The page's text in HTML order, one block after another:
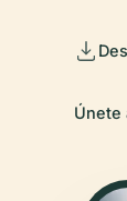
Únete